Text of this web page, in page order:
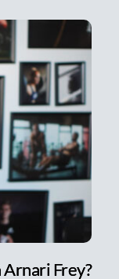
Frey?